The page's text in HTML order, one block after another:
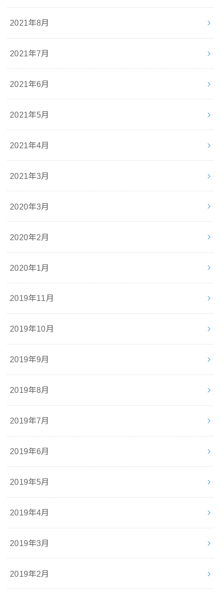
2021年8月
2021年7月
2021年6月
2021年5月
2021年4月
2021年3月
2020年3月
2020年2月
2020年1月
2019年11月
2019年10月
2019年9月
2019年8月
2019年7月
2019年6月
2019年5月
2019年4月
2019年3月
2019年2月